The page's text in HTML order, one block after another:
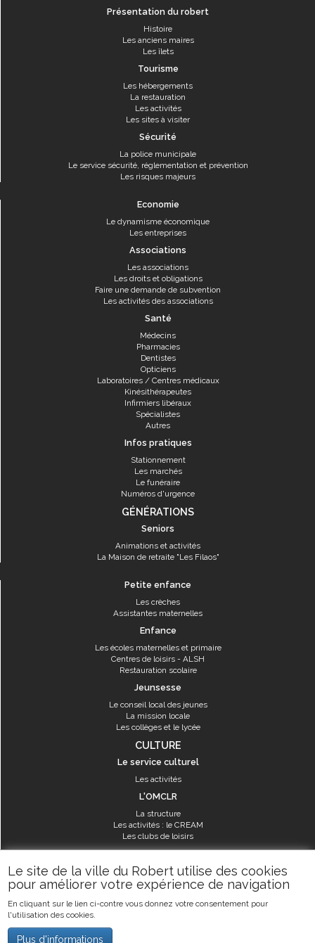
Le site de la ville du Robert utilise des cookies
pour améliorer votre expérience de navigation
En cliquant sur le lien ci-contre vous donnez votre consentement pour
l'utilisation des cookies.
Plus d'informations
Présentation du robert
Histoire
Les anciens maires
Les îlets
Tourisme
Les hébergements
La restauration
Les activités
Les sites à visiter
Sécurité
La police municipale
Le service sécurité, réglementation et prévention
Les risques majeurs
Economie
Le dynamisme économique
Les entreprises
Associations
Les associations
Les droits et obligations
Faire une demande de subvention
Les activités des associations
Santé
Médecins
Pharmacies
Dentistes
Opticiens
Laboratoires / Centres médicaux
Kinésithérapeutes
Infirmiers libéraux
Spécialistes
Autres
Infos pratiques
Stationnement
Les marchés
Le funéraire
Numéros d'urgence
GÉNÉRATIONS
Seniors
Animations et activités
La Maison de retraite "Les Filaos"
Petite enfance
Les crèches
Assistantes maternelles
Enfance
Les écoles maternelles et primaire
Centres de loisirs - ALSH
Restauration scolaire
Jeunsesse
Le conseil local des jeunes
La mission locale
Les collèges et le lycée
CULTURE
Le service culturel
Les activités
L'OMCLR
La structure
Les activités : le CREAM
Les clubs de loisirs
SPORT
Les équipements sportifs
Les aménagements municipaux
Les activités